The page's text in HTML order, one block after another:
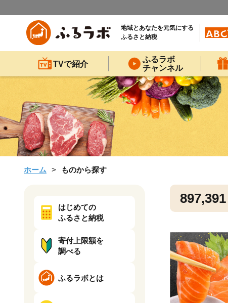
地域とあなたを元気にする
ふるさと納税
TVで紹介
ふるラボ
チャンネル
ホーム ものから探す
897,391
はじめての
ふるさと納税
寄付上限額を
調べる
ふるラボとは